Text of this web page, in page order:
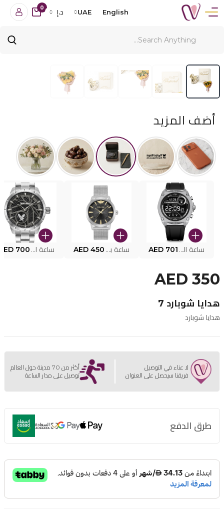
English
UAE د.إ
0
أضف المزيد
ساعة البوليس الذكية MY.AVATAR PEIUN0000101 AED 701 ساعة بوليس للرجال PEWJG0005002 AED 450 ساعة البوليس PEWJG2227302 700
AED 350
هدايا شوبارد 7
هدايا شوبارد
لا عناء في التوصيل
فريقنا سيحصل على العنوان
أكثر من 70 مدينة حول العالم
توصيل على مدار الساعة
طرق الدفع